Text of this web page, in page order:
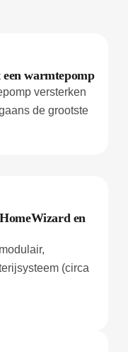
warmtepomp
versterken
de grootste
en
(circa